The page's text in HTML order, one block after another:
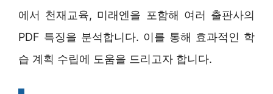
에서 천재교육, 미래엔을 포함해 여러 출판사의
PDF 특징을 분석합니다. 이를 통해 효과적인 학
습 계획 수립에 도움을 드리고자 합니다.